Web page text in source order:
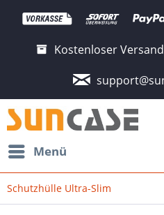
Kostenloser Versand
Menü
Schutzhülle Ultra-Slim